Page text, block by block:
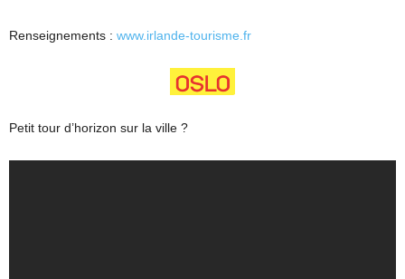
Renseignements : www.irlande-tourisme.fr
Petit tour d’horizon sur la ville ?